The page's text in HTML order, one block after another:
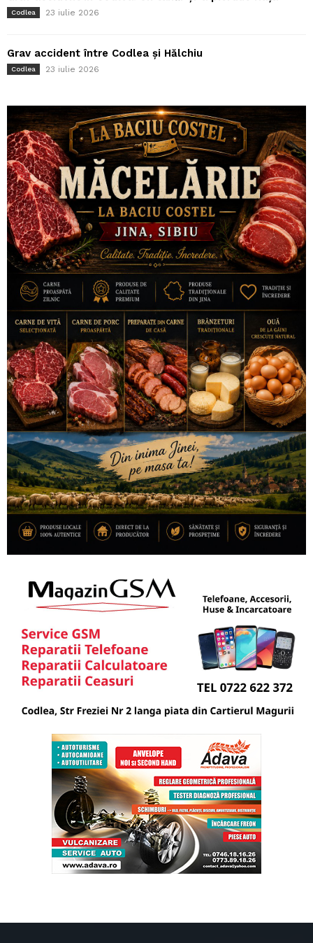
Codlea 23 iulie 2026
Grav accident între Codlea și Hălchiu
Codlea 23 iulie 2026